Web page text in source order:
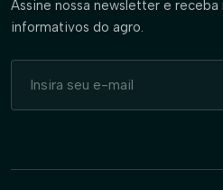
Assine nossa newsletter e receba
informativos do agro.